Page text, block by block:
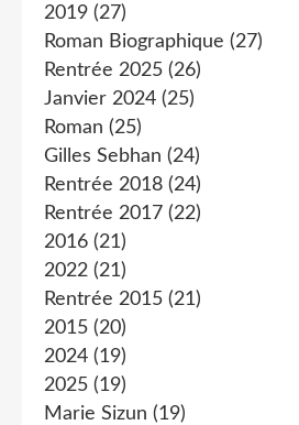
2019 (27)
Roman Biographique (27)
Rentrée 2025 (26)
Janvier 2024 (25)
Roman (25)
Gilles Sebhan (24)
Rentrée 2018 (24)
Rentrée 2017 (22)
2016 (21)
2022 (21)
Rentrée 2015 (21)
2015 (20)
2024 (19)
2025 (19)
Marie Sizun (19)